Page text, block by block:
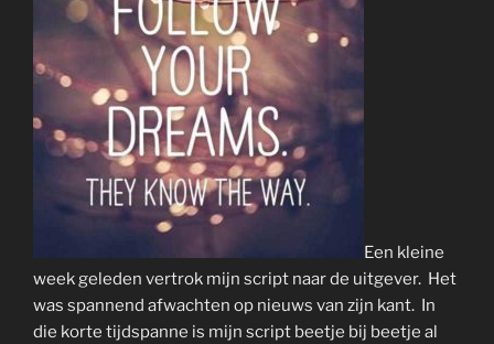
Een kleine
week geleden vertrok mijn script naar de uitgever. Het
was spannend afwachten op nieuws van zijn kant. In
die korte tijdspanne is mijn script beetje bij beetje al